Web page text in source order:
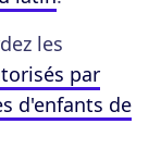
les
par
d'enfants de